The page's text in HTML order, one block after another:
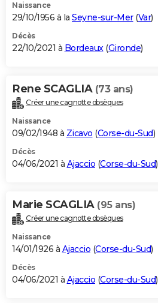
Naissance
29/10/1956 à la Seyne-sur-Mer(Var)
Décès
22/10/2021 à Bordeaux(Gironde)
Rene SCAGLIA (73 ans)
Créer une cagnotte obsèques
Naissance
09/02/1948 à Zicavo (Corse-du-Sud)
Décès
04/06/2021 à Ajaccio (Corse-du-Sud)
Marie SCAGLIA (95 ans)
Créer une cagnotte obsèques
Naissance
14/01/1926 à Ajaccio (Corse-du-Sud)
Décès
04/06/2021 à Ajaccio (Corse-du-Sud)